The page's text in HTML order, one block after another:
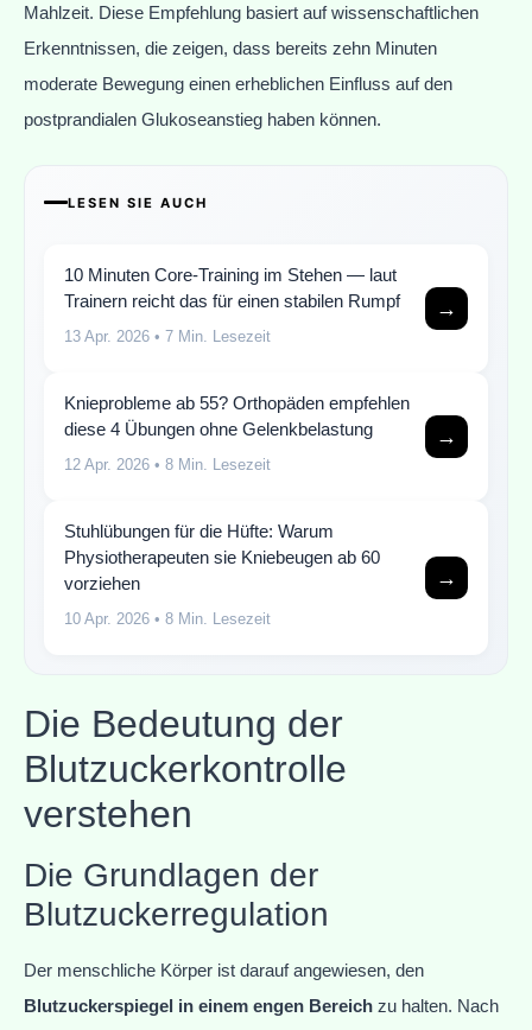
Mahlzeit. Diese Empfehlung basiert auf wissenschaftlichen
Erkenntnissen, die zeigen, dass bereits zehn Minuten
moderate Bewegung einen erheblichen Einfluss auf den
postprandialen Glukoseanstieg haben können.
LESEN SIE AUCH
10 Minuten Core-Training im Stehen — laut
Trainern reicht das für einen stabilen Rumpf
13 Apr. 2026 • 7 Min. Lesezeit
→
Knieprobleme ab 55? Orthopäden empfehlen
diese 4 Übungen ohne Gelenkbelastung
12 Apr. 2026 • 8 Min. Lesezeit
→
Stuhlübungen für die Hüfte: Warum
Physiotherapeuten sie Kniebeugen ab 60
vorziehen
10 Apr. 2026 • 8 Min. Lesezeit
→
Die Bedeutung der
Blutzuckerkontrolle
verstehen
Die Grundlagen der
Blutzuckerregulation
Der menschliche Körper ist darauf angewiesen, den
Blutzuckerspiegel in einem engen Bereich zu halten. Nach